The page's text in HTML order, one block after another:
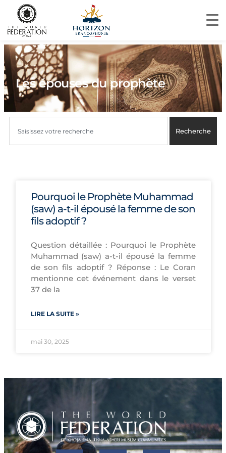
Les épouses du prophète
Recherche
Pourquoi le Prophète Muhammad
(saw) a-t-il épousé la femme de son
fils adoptif ?
Question détaillée : Pourquoi le Prophète
Muhammad (saw) a-t-il épousé la femme
de son fils adoptif ? Réponse : Le Coran
mentionne cet événement dans le verset
37 de la
LIRE LA SUITE »
mai 30, 2025